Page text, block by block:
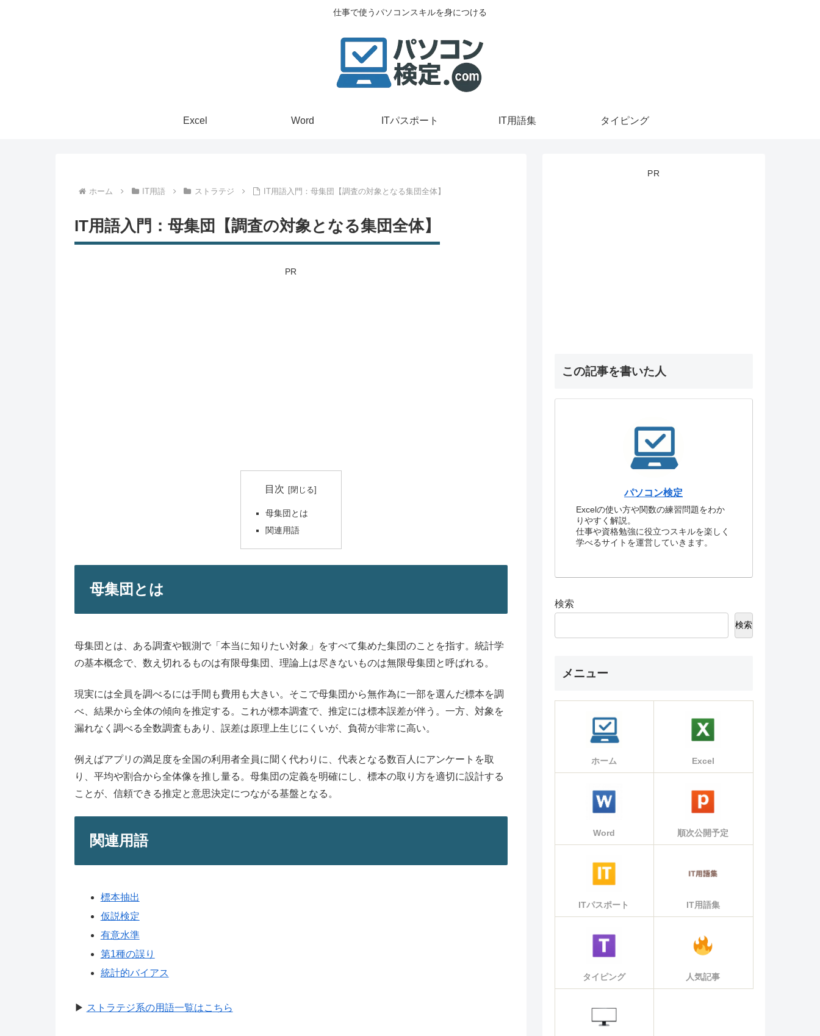
仕事で使うパソコンスキルを身につける
Excel Word ITパスポート IT用語集 タイピング
ホーム IT用語 ストラテジ IT用語入門：母集団【調査の対象となる集団全体】
IT用語入門：母集団【調査の対象となる集団全体】
PR
目次
母集団とは
関連用語
母集団とは
母集団とは、ある調査や観測で「本当に知りたい対象」をすべて集めた集団のことを指す。統計学
の基本概念で、数え切れるものは有限母集団、理論上は尽きないものは無限母集団と呼ばれる。
現実には全員を調べるには手間も費用も大きい。そこで母集団から無作為に一部を選んだ標本を調
べ、結果から全体の傾向を推定する。これが標本調査で、推定には標本誤差が伴う。一方、対象を
漏れなく調べる全数調査もあり、誤差は原理上生じにくいが、負荷が非常に高い。
例えばアプリの満足度を全国の利用者全員に聞く代わりに、代表となる数百人にアンケートを取
り、平均や割合から全体像を推し量る。母集団の定義を明確にし、標本の取り方を適切に設計する
ことが、信頼できる推定と意思決定につながる基盤となる。
関連用語
標本抽出
仮説検定
有意水準
第1種の誤り
統計的バイアス
▶ ストラテジ系の用語一覧はこちら
PR
この記事を書いた人
パソコン検定
Excelの使い方や関数の練習問題をわか
りやすく解説。
仕事や資格勉強に役立つスキルを楽しく
学べるサイトを運営していきます。
検索
検索
メニュー
ホーム Excel
Word 順次公開予定
ITパスポート IT用語集
タイピング 人気記事